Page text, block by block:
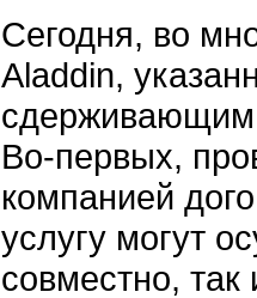
Сегодня, во
Aladdin,
сдерживающим
Во-первых,
компанией
услугу могут
совместно,